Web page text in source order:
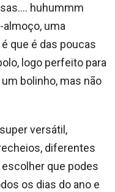
huhummm
almoço, uma
que é das poucas
logo perfeito para
bolinho, mas não
versátil,
diferentes
que podes
os dias do ano e